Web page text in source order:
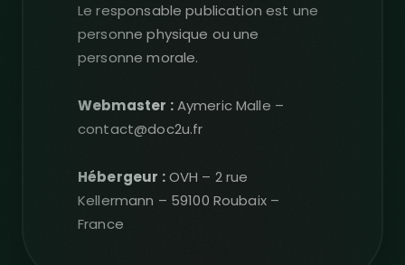
Le responsable publication est une
personne physique ou une
personne morale.
Webmaster :Aymeric Malle –
contact@doc2u.fr
Hébergeur :OVH – 2 rue
Kellermann – 59100 Roubaix –
France